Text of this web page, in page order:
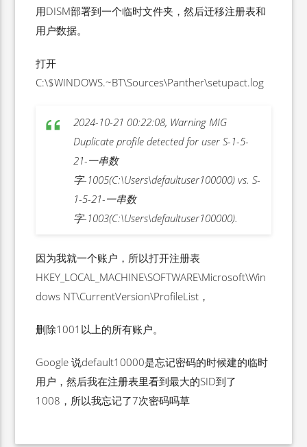
用DISM部署到一个临时文件夹，然后迁移注册表和
用户数据。
打开
C:\$WINDOWS.~BT\Sources\Panther\setupact.log
2024-10-21 00:22:08, Warning MIG
Duplicate profile detected for user S-1-5-
21-一串数
字-1005(C:\Users\defaultuser100000) vs. S-
1-5-21-一串数
字-1003(C:\Users\defaultuser100000).
因为我就一个账户，所以打开注册表
HKEY_LOCAL_MACHINE\SOFTWARE\Microsoft\Win
dows NT\CurrentVersion\ProfileList，
删除1001以上的所有账户。
Google 说default10000是忘记密码的时候建的临时
用户，然后我在注册表里看到最大的SID到了
1008，所以我忘记了7次密码吗草